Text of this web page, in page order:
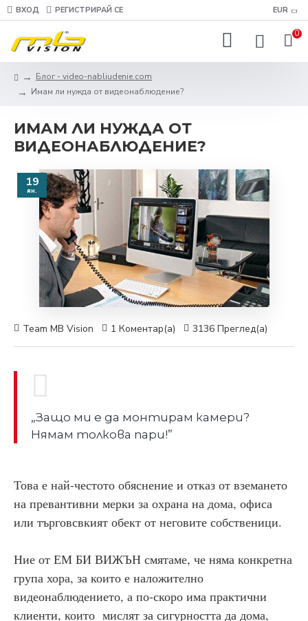
ВХОД РЕГИСТРИРАЙ СЕ EUR
0
Блог - video-nabliudenie.com
Имам ли нужда от видеонаблюдение?
ИМАМ ЛИ НУЖДА ОТ
ВИДЕОНАБЛЮДЕНИЕ?
19
ян.
Team MB Vision 1 Коментар(а) 3136 Преглед(а)
„Защо ми е да монтирам камери?
Нямам толкова пари!”
Това е най-честото обяснение и отказ от вземането
на превантивни мерки за охрана на дома, офиса
или търговсвкият обект от неговите собственици.
Ние от ЕМ БИ ВИЖЪН смятаме, че няма конкретна
група хора, за които е наложително
видеонаблюдението, а по-скоро има практични
клиенти, които мислят за сигурността да дома,